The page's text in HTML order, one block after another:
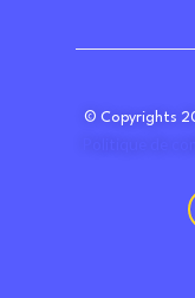
© Copyrights